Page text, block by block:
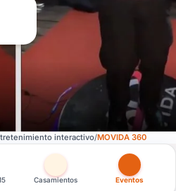
interactivo MOVIDA 360
por tipo de festejo
Casamientos Eventos